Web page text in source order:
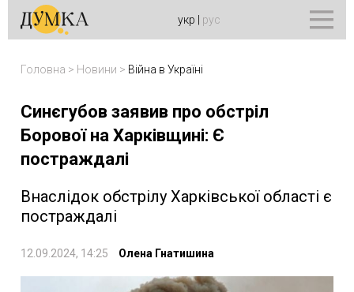
укр рус
Головна > Новини > Війна в Україні
Синєгубов заявив про обстріл
Борової на Харківщині: Є
постраждалі
Внаслідок обстрілу Харківської області є
постраждалі
12.09.2024, 14:25 Олена Гнатишина